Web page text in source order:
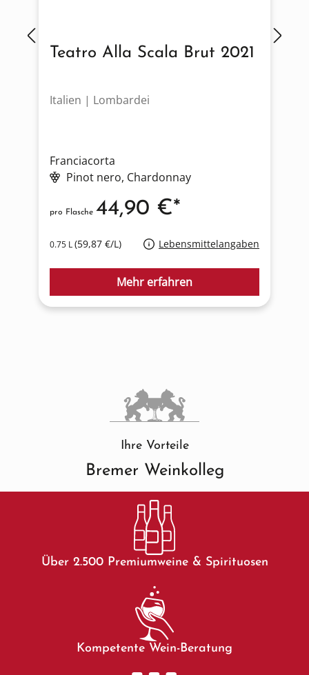
Teatro Alla Scala Brut 2021
Italien | Lombardei
Franciacorta
Pinot nero, Chardonnay
0.75 L(59,87 €/L) Lebensmittelangaben
pro Flasche 44,90 €*
Mehr erfahren
Ihre Vorteile
Bremer Weinkolleg
Über 2.500 Premiumweine & Spirituosen
Kompetente Wein-Beratung